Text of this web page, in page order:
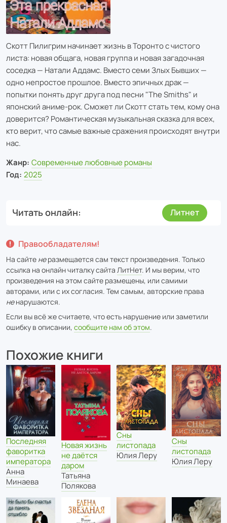
Скотт Пилигрим начинает жизнь в Торонто с чистого
листа: новая общага, новая группа и новая загадочная
соседка — Натали Аддамс. Вместо семи Злых Бывших —
одно непростое прошлое. Вместо эпичных драк —
попытки понять друг друга под песни "The Smiths" и
японский аниме-рок. Сможет ли Скотт стать тем, кому она
доверится? Романтическая музыкальная сказка для всех,
кто верит, что самые важные сражения происходят внутри
нас.
Жанр: Современные любовные романы
Год: 2025
Читать онлайн Литнет
Правообладателям!
На сайте неразмещается сам текст произведения. Только
ссылка на онлайн читалку сайта ЛитНет. И мы верим, что
произведения на этом сайте размещены, или самими
авторами, или с их согласия. Тем самым, авторские права
ненарушаются.
Если вы всё же считаете, что есть нарушение или заметили
ошибку в описании, сообщите нам об этом.
Похожие книги
Последняя
фаворитка
императора
Анна
Минаева
Новая жизнь
не даётся
даром
Татьяна
Полякова
Сны
листопада
Юлия Леру
Сны
листопада
Юлия Леру